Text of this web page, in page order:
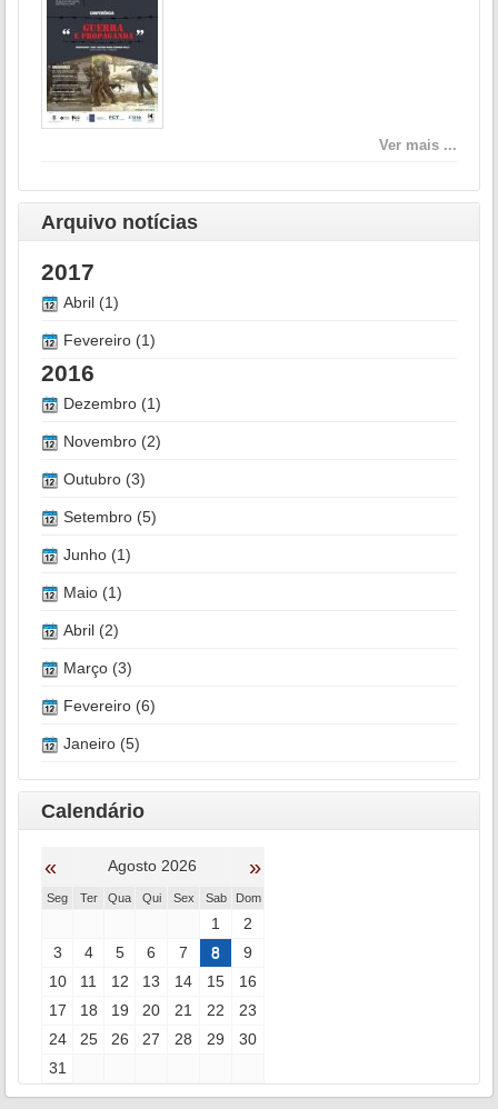
Ver mais ...
Arquivo notícias
2017
Abril (1)
Fevereiro (1)
2016
Dezembro (1)
Novembro (2)
Outubro (3)
Setembro (5)
Junho (1)
Maio (1)
Abril (2)
Março (3)
Fevereiro (6)
Janeiro (5)
Calendário
« Agosto 2026 »
Seg Ter Qua Qui Sex Sab Dom
1
2
3
4 5 6 7 8
9
10
11 12 13 14 15
16
17
18 19 20 21 22
23
24
25 26 27 28 29
30
31